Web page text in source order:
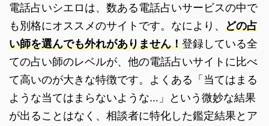
電話占いシエロは、数ある電話占いサービスの中で
も別格にオススメのサイトです。なにより、 どの占
い師を選んでも外れがありません！登録している全
ての占い師のレベルが、他の電話占いサイトに比べ
て高いのが大きな特徴です。よくある「当てはまる
ような当てはまらないような…」という微妙な結果
が出ることはなく、相談者に特化した鑑定結果とア